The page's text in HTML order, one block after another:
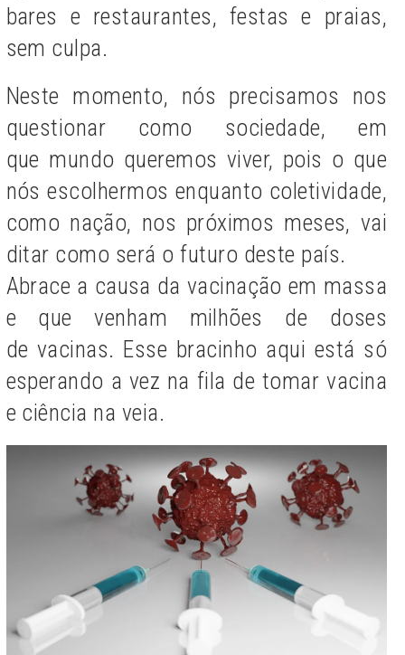
bares e restaurantes, festas e praias,
sem culpa.
Neste momento, nós precisamos nos
questionar como sociedade, em
que mundo queremos viver, pois o que
nós escolhermos enquanto coletividade,
como nação, nos próximos meses, vai
ditar como será o futuro deste país.
Abrace a causa da vacinação em massa
e que venham milhões de doses
de vacinas. Esse bracinho aqui está só
esperando a vez na fila de tomar vacina
e ciência na veia.